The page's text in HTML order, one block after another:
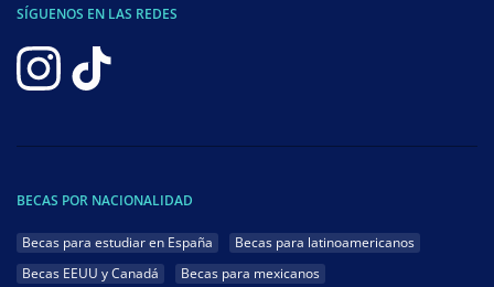
SÍGUENOS EN LAS REDES
BECAS POR NACIONALIDAD
Becas para estudiar en España
Becas para latinoamericanos
Becas EEUU y Canadá
Becas para mexicanos